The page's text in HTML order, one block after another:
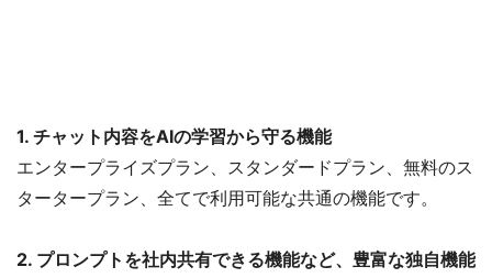
1. チャット内容をAIの学習から守る機能
エンタープライズプラン、スタンダードプラン、無料のス
タータープラン、全てで利用可能な共通の機能です。
2. プロンプトを社内共有できる機能など、豊富な独自機能